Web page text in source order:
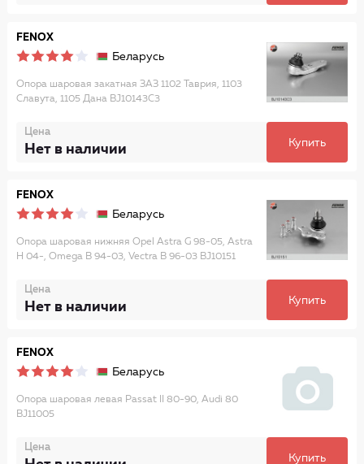
FENOX
Беларусь
Опора шаровая закатная ЗАЗ 1102 Таврия, 1103
Славута, 1105 Дана BJ10143C3
Цена
Нет в наличии Купить
FENOX
Беларусь
Опора шаровая нижняя Opel Astra G 98-05, Astra
H 04-, Omega B 94-03, Vectra B 96-03 BJ10151
Цена
Нет в наличии Купить
FENOX
Беларусь
Опора шаровая левая Passat II 80-90, Audi 80
BJ11005
Цена
Купить